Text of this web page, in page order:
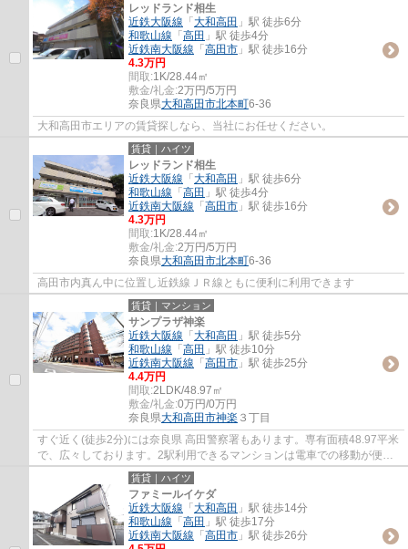
レッドランド相生
近鉄大阪線 「 大和高田 」駅 徒歩6分
和歌山線 「 高田 」駅 徒歩4分
近鉄南大阪線 「 高田市 」駅 徒歩16分
4.3万円
間取:1K/28.44㎡
敷金/礼金:2万円/5万円
奈良県大和高田市北本町6-36
大和高田市エリアの賃貸探しなら、当社にお任せください。
賃貸｜ハイツ
レッドランド相生
近鉄大阪線 「 大和高田 」駅 徒歩6分
和歌山線 「 高田 」駅 徒歩4分
近鉄南大阪線 「 高田市 」駅 徒歩16分
4.3万円
間取:1K/28.44㎡
敷金/礼金:2万円/5万円
奈良県大和高田市北本町6-36
高田市内真ん中に位置し近鉄線ＪＲ線ともに便利に利用できます
賃貸｜マンション
サンプラザ神楽
近鉄大阪線 「 大和高田 」駅 徒歩5分
和歌山線 「 高田 」駅 徒歩10分
近鉄南大阪線 「 高田市 」駅 徒歩25分
4.4万円
間取:2LDK/48.97㎡
敷金/礼金:0万円/0万円
奈良県大和高田市神楽 ３丁目
すぐ近く(徒歩2分)には奈良県 高田警察署もあります。専有面積48.97平米
で、広々しております。2駅利用できるマンションは電車での移動が便利
です。こちらは2LDKの物件です。大和高田...
賃貸｜ハイツ
ファミールイケダ
近鉄大阪線 「 大和高田 」駅 徒歩14分
和歌山線 「 高田 」駅 徒歩17分
近鉄南大阪線 「 高田市 」駅 徒歩26分